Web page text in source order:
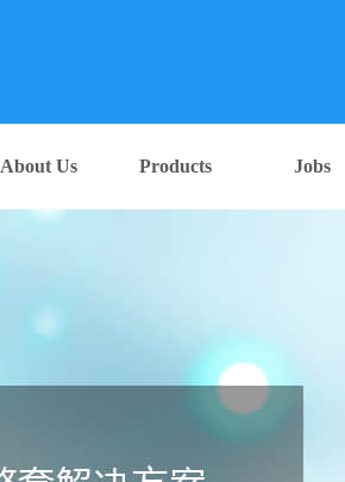
About Us Products Jobs